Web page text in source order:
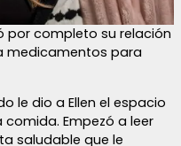
por completo su relación
medicamentos para
le dio a Ellen el espacio
Empezó a leer
saludable que le